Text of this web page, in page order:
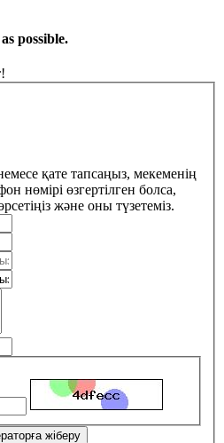
possible.
қате тапсаңыз, мекеменің
нөмірі өзгертілген болса,
және оны түзетеміз.
жіберу